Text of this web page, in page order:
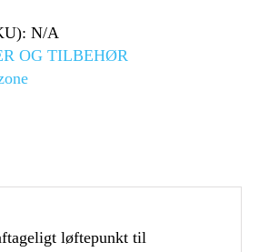
N/A
OG TILBEHØR
løftepunkt til